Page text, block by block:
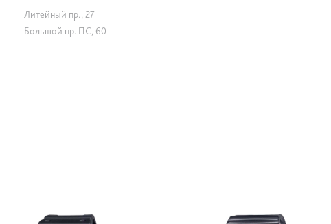
Литейный пр., 27
Большой пр. ПС, 60